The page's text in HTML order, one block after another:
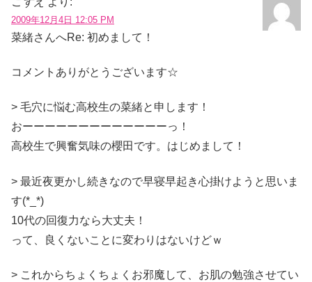
2009年12月4日 12:05 PM
菜緒さんへRe: 初めまして！
コメントありがとうございます☆
> 毛穴に悩む高校生の菜緒と申します！
おーーーーーーーーーーーーーっ！
高校生で興奮気味の櫻田です。はじめまして！
> 最近夜更かし続きなので早寝早起き心掛けようと思いま
す(*_*)
10代の回復力なら大丈夫！
って、良くないことに変わりはないけどｗ
> これからちょくちょくお邪魔して、お肌の勉強させてい